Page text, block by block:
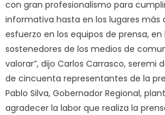
con gran profesionalismo para
informativa hasta en los lugares más
esfuerzo en los equipos de prensa, en
sostenedores de los medios de
valorar”, dijo Carlos Carrasco, seremi
de cincuenta representantes de la
Pablo Silva, Gobernador Regional,
agradecer la labor que realiza la